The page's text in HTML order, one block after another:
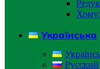
Українська
Русский